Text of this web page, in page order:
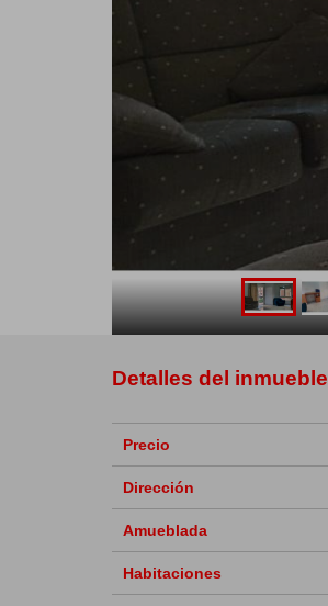
Detalles del inmueble
Precio
Dirección
Amueblada
Habitaciones